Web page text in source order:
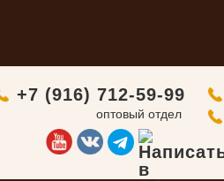
+7 (916) 712-59-99
оптовый отдел